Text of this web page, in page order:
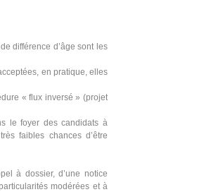
différence d’âge sont les
en pratique, elles
« flux inversé » (projet
le foyer des candidats à
faibles chances d’être
à dossier, d’une notice
modérées et à